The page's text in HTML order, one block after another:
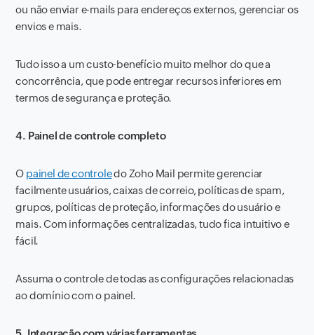
ou não enviar e-mails para endereços externos, gerenciar os
envios e mais.
Tudo isso a um custo-benefício muito melhor do que a
concorrência, que pode entregar recursos inferiores em
termos de segurança e proteção.
4. Painel de controle completo
O painel de controledo Zoho Mail permite gerenciar
facilmente usuários, caixas de correio, políticas de spam,
grupos, políticas de proteção, informações do usuário e
mais. Com informações centralizadas, tudo fica intuitivo e
fácil.
Assuma o controle de todas as configurações relacionadas
ao domínio com o painel.